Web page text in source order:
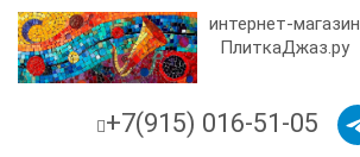
интернет-магазин
ПлиткаДжаз.ру
+7(915) 016-51-05